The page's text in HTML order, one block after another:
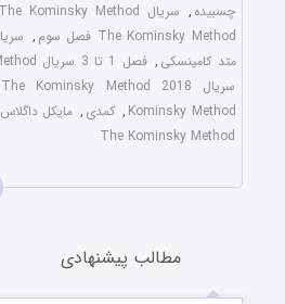
چسبیده , سریال The Kominsky Method فصل اول تا سوم
The Kominsky Method فصل سوم
,
متد کامینسکی , فصل 1 تا 3 سریال The Kominsky Method
سریال The Kominsky Method 2018
Kominsky Method
, کمدی , مایکل داگلاس
The Kominsky Method
مطالب پیشنهادی